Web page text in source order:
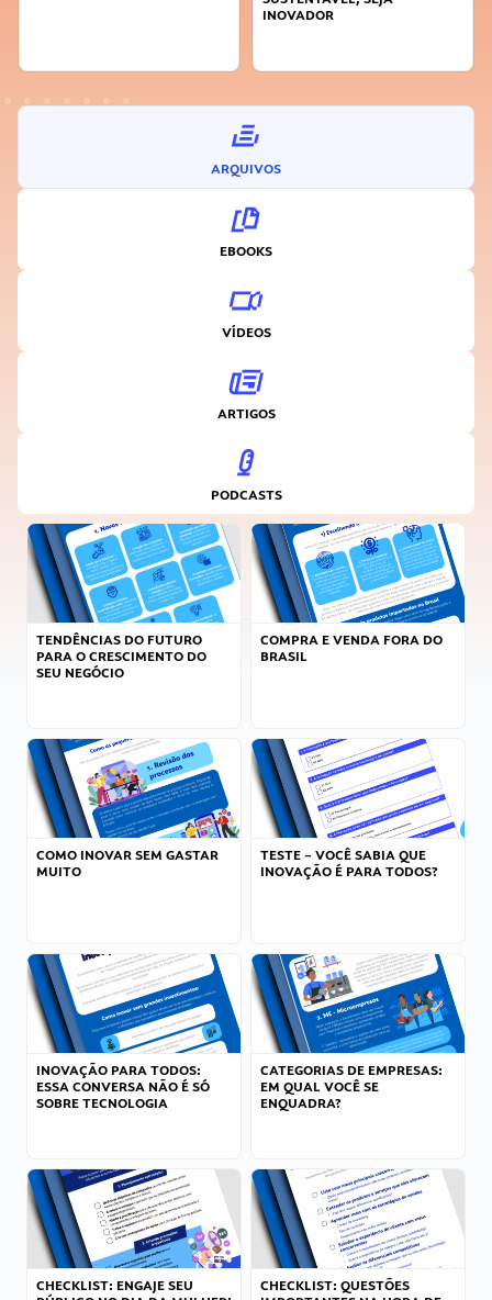
INOVADOR
ARQUIVOS
EBOOKS
VÍDEOS
ARTIGOS
PODCASTS
TENDÊNCIAS DO FUTURO
PARA O CRESCIMENTO DO
SEU NEGÓCIO
COMPRA E VENDA FORA DO
BRASIL
COMO INOVAR SEM GASTAR
MUITO
TESTE – VOCÊ SABIA QUE
INOVAÇÃO É PARA TODOS?
INOVAÇÃO PARA TODOS:
ESSA CONVERSA NÃO É SÓ
SOBRE TECNOLOGIA
CATEGORIAS DE EMPRESAS:
EM QUAL VOCÊ SE
ENQUADRA?
CHECKLIST: ENGAJE SEU
CHECKLIST: QUESTÕES